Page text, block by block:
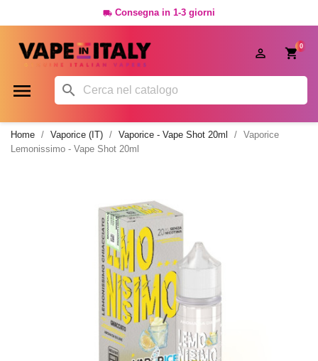
 Consegna in 1-3 giorni
0

 
Home Vaporice (IT) Vaporice - Vape Shot 20ml
Vaporice
Lemonissimo - Vape Shot 20ml